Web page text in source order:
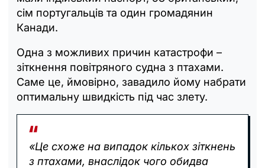
сім португальців та один громадянин
Канади.
Одна з можливих причин катастрофи –
зіткнення повітряного судна з птахами.
Саме це, ймовірно, завадило йому набрати
оптимальну швидкість під час злету.
«Це схоже на випадок кількох зіткнень
з птахами, внаслідок чого обидва